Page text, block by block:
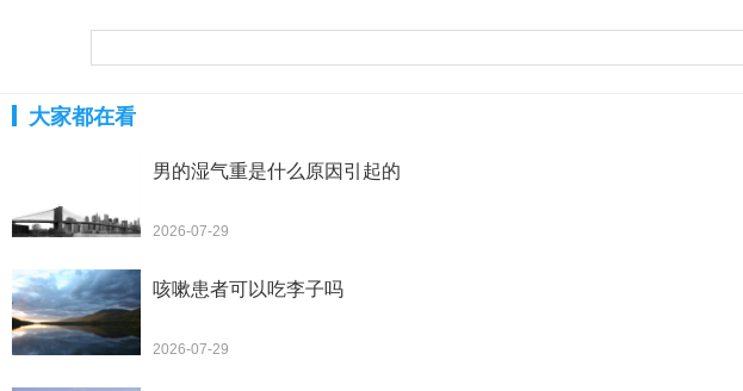
大家都在看
男的湿气重是什么原因引起的
2026-07-29
咳嗽患者可以吃李子吗
2026-07-29